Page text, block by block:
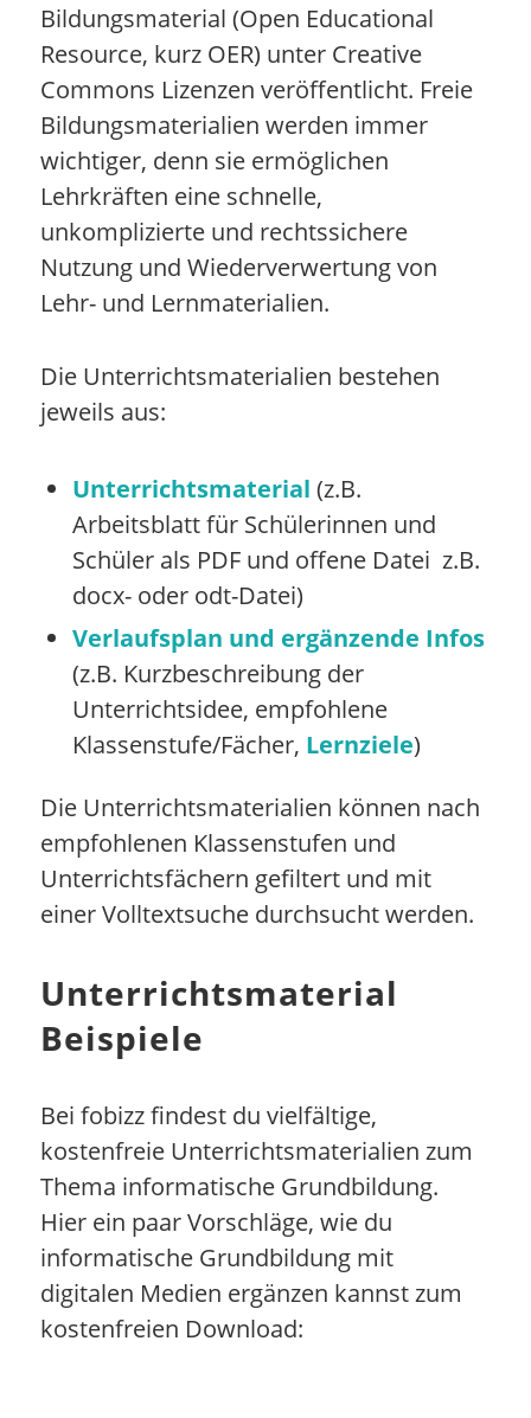
Bildungsmaterial (Open Educational
Resource, kurz OER) unter Creative
Commons Lizenzen veröffentlicht. Freie
Bildungsmaterialien werden immer
wichtiger, denn sie ermöglichen
Lehrkräften eine schnelle,
unkomplizierte und rechtssichere
Nutzung und Wiederverwertung von
Lehr- und Lernmaterialien.
Die Unterrichtsmaterialien bestehen
jeweils aus:
Unterrichtsmaterial (z.B.
Arbeitsblatt für Schülerinnen und
Schüler als PDF und offene Datei z.B.
docx- oder odt-Datei)
Verlaufsplan und ergänzende Infos
(z.B. Kurzbeschreibung der
Unterrichtsidee, empfohlene
Klassenstufe/Fächer, Lernziele)
Die Unterrichtsmaterialien können nach
empfohlenen Klassenstufen und
Unterrichtsfächern gefiltert und mit
einer Volltextsuche durchsucht werden.
Unterrichtsmaterial
Beispiele
Bei fobizz findest du vielfältige,
kostenfreie Unterrichtsmaterialien zum
Thema informatische Grundbildung.
Hier ein paar Vorschläge, wie du
informatische Grundbildung mit
digitalen Medien ergänzen kannst zum
kostenfreien Download: